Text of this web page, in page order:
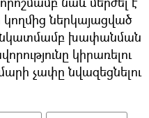
ներկայացված
նկատմամբ խափանման
կիրառելու
չափը նվազեցնելու